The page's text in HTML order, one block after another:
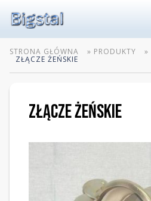
STRONA GŁÓWNA » PRODUKTY »
ZŁĄCZE ŻEŃSKIE
ZŁĄCZE ŻEŃSKIE